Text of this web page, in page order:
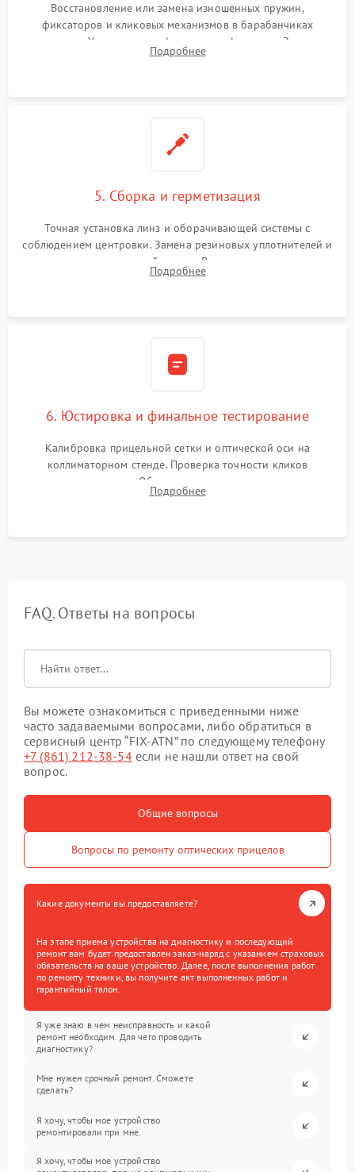
Восстановление или замена изношенных пружин,
фиксаторов и кликовых механизмов в барабанчиках
поправок. Устранение люфтов в трансфокаторе. Замена
поврежденных линз, разбитой сетки или восстановление
Подробнее
5. Сборка и герметизация
Точная установка линз и оборачивающей системы с
соблюдением центровки. Замена резиновых уплотнителей и
нанесение влагозащитной смазки. Вакуумирование корпуса
и заполнение его осушенным азотом или аргоном для
Подробнее
6. Юстировка и финальное тестирование
Калибровка прицельной сетки и оптической оси на
коллиматорном стенде. Проверка точности кликов
механизма поправок. Обязательное испытание прицела на
ударном стенде для проверки устойчивости к отдаче и
Подробнее
FAQ. Ответы на вопросы
Вы можете ознакомиться с приведенными ниже
часто задаваемыми вопросами, либо обратиться в
сервисный центр “FIX-ATN” по следующему телефону
+7 (861) 212-38-54если не нашли ответ на свой
вопрос.
Общие вопросы
Вопросы по ремонту оптических прицелов
Какие документы вы предоставляете?
На этапе приема устройства на диагностику и последующий
ремонт вам будет предоставлен заказ-наряд с указанием страховых
обязательств на ваше устройство. Далее, после выполнения работ
по ремонту техники, вы получите акт выполненных работ и
гарантийный талон.
Я уже знаю в чем неисправность и какой
ремонт необходим. Для чего проводить
диагностику?
Мне нужен срочный ремонт. Сможете
сделать?
Я хочу, чтобы мое устройство
ремонтировали при мне.
Я хочу, чтобы мое устройство